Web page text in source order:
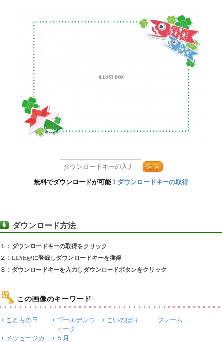
送信
無料でダウンロードが可能！ ダウンロードキーの取得
ダウンロード方法
１：ダウンロードキーの取得をクリック
２：LINE@に登録しダウンロードキーを獲得
３：ダウンロードキーを入力しダウンロードボタンをクリック
この画像のキーワード
こどもの日
ゴールデンウ
ィーク
こいのぼり フレーム
メッセージカ
５月